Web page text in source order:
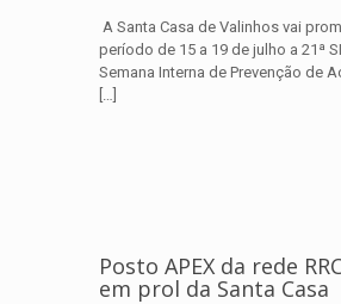
A Santa Casa de Valinhos vai
período de 15 a 19 de julho a 21ª
Semana Interna de Prevenção de
[…]
Posto APEX da rede
em prol da Santa Casa